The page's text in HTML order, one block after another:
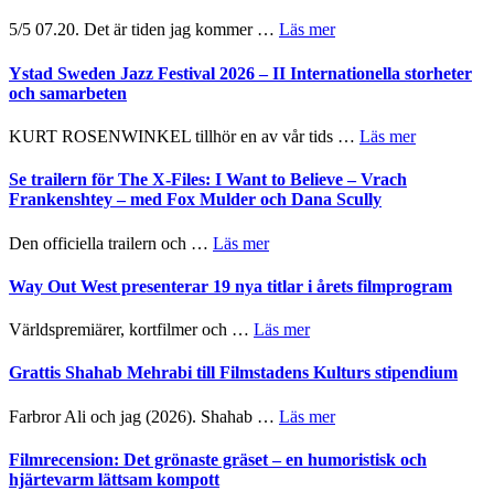
5/5 07.20. Det är tiden jag kommer … Läs merom
Håkan
Huskvarna
Folkets
–
en
Ystad Sweden Jazz Festival 2026 – II Internationella storheter
och samarbeten
KURT ROSENWINKEL tillhör en av vår tids … Läs merom
Se trailern för The X-Files: I Want to Believe – Vrach
Frankenshtey – med Fox Mulder och Dana Scully
Den officiella trailern och … Läs merom
trailern
The
X-
I
to
–
Way Out West presenterar 19 nya titlar i årets filmprogram
Världspremiärer, kortfilmer och … Läs merom
Out
19
titlar
Grattis Shahab Mehrabi till Filmstadens Kulturs stipendium
Farbror Ali och jag (2026). Shahab … Läs merom
Shahab
Filmrecension: Det grönaste gräset – en humoristisk och
hjärtevarm lättsam kompott